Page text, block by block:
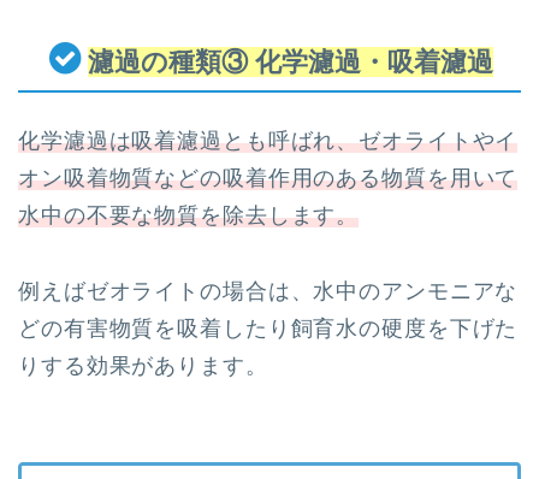
濾過の種類③ 化学濾過・吸着濾過
化学濾過は吸着濾過とも呼ばれ、ゼオライトやイ
オン吸着物質などの吸着作用のある物質を用いて
水中の不要な物質を除去します。
例えばゼオライトの場合は、水中のアンモニアな
どの有害物質を吸着したり飼育水の硬度を下げた
りする効果があります。